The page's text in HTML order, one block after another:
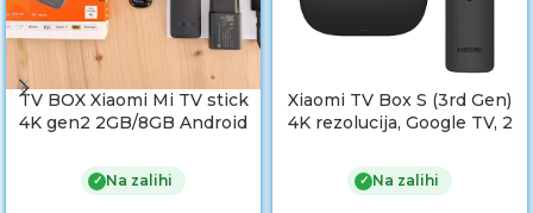
TV BOX Xiaomi Mi TV stick
4K gen2 2GB/8GB Android
✓ Na zalihi
Xiaomi TV Box S (3rd Gen)
4K rezolucija, Google TV, 2
kodi + kanali
✓ Na zalihi